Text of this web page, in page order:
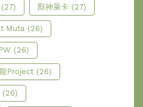
(27) 獸神萊卡 (27)
Muta (26)
(26)
Project (26)
(26)